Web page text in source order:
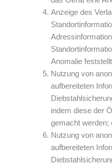
Anzeige des
Anomalie
Nutzung von
aufbereiteten
indem diese der
gemacht werden;
Nutzung von
aufbereiteten